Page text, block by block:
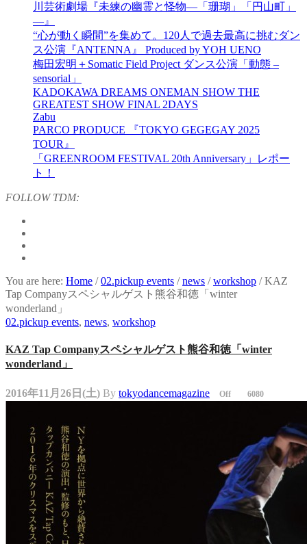
川芸術劇場『未練の幽霊と怪物―「珊瑚」「円山町」
―』
“心が動く瞬間”を集めて。120人で過去最高に挑むダン
ス公演『ANTENNA』 Produced by YOH UENO
梅田宏明＋Somatic Field Project ダンス公演「動態 ‒
sensorial」
KADOKAWA DREAMS ONEMAN SHOW THE
GREATEST SHOW FINAL 2DAYS
Zabu
PARCO PRODUCE 『TOKYO GEGEGAY 2025
TOUR』
「GREENROOM FESTIVAL 20th Anniversary」レポー
ト！
FOLLOW TDM:
You are here: Home /02.pickup events /news /workshop /KAZ
Tap Companyスペシャルゲスト熊谷和徳「winter
wonderland」
02.pickup events, news, workshop
KAZ Tap Companyスペシャルゲスト熊谷和徳「winter
wonderland」
2016年11月26日(土) By tokyodancemagazine Off 6080